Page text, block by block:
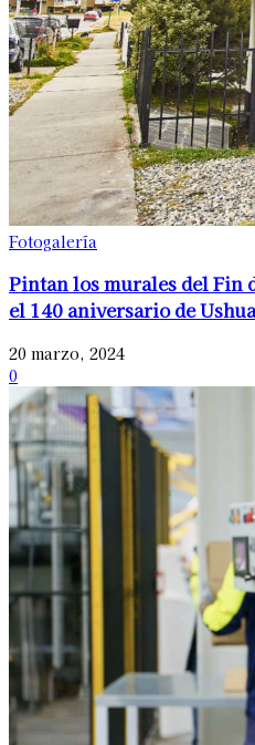
Fotogalería
Pintan los murales del Fin
el 140 aniversario de
20 marzo, 2024
0